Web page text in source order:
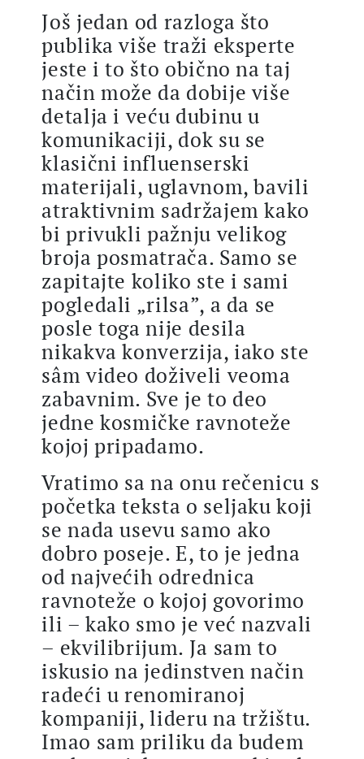
Još jedan od razloga što
publika više traži eksperte
jeste i to što obično na taj
način može da dobije više
detalja i veću dubinu u
komunikaciji, dok su se
klasični influenserski
materijali, uglavnom, bavili
atraktivnim sadržajem kako
bi privukli pažnju velikog
broja posmatrača. Samo se
zapitajte koliko ste i sami
pogledali „rilsa”, a da se
posle toga nije desila
nikakva konverzija, iako ste
sâm video doživeli veoma
zabavnim. Sve je to deo
jedne kosmičke ravnoteže
kojoj pripadamo.
Vratimo sa na onu rečenicu s
početka teksta o seljaku koji
se nada usevu samo ako
dobro poseje. E, to je jedna
od najvećih odrednica
ravnoteže o kojoj govorimo
ili – kako smo je već nazvali
– ekvilibrijum. Ja sam to
iskusio na jedinstven način
radeći u renomiranoj
kompaniji, lideru na tržištu.
Imao sam priliku da budem